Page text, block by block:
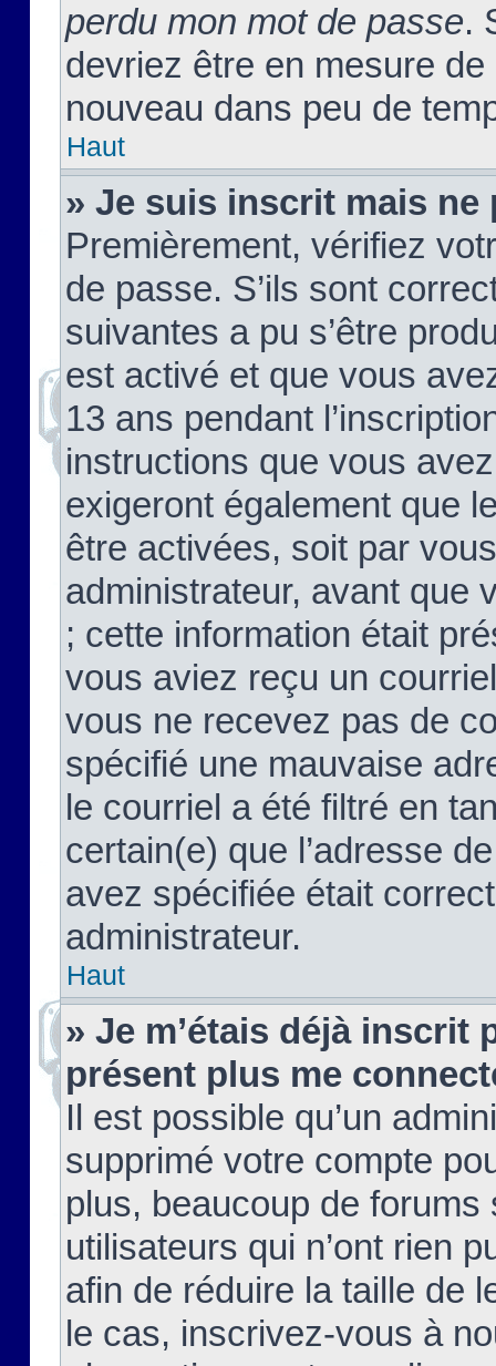
perdu mon mot de passe.
devriez être en mesure
nouveau dans peu de
Haut
» Je suis inscrit mais ne
Premièrement, vérifiez
de passe. S’ils sont
suivantes a pu s’être
est activé et que vous
13 ans pendant
instructions que vous
exigeront également que
être activées, soit par
administrateur, avant que
; cette information était
vous aviez reçu un
vous ne recevez pas de
spécifié une mauvaise
le courriel a été filtré en
certain(e) que l’adresse
avez spécifiée était
administrateur.
Haut
» Je m’étais déjà inscrit
présent plus me
Il est possible qu’un
supprimé votre compte
plus, beaucoup de
utilisateurs qui n’ont rien
afin de réduire la taille de
le cas, inscrivez-vous à